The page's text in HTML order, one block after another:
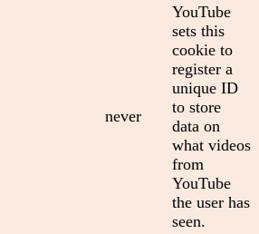
never
YouTube
sets this
cookie to
register a
unique ID
to store
data on
what videos
from
YouTube
the user has
seen.